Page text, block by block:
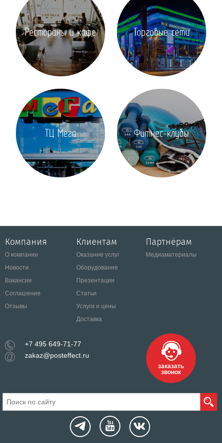
Рестораны и кафе Торговые сети
ТЦ Мега Фитнес-клубы
Компания
О компании
Новости
Вакансии
Соглашение
Отзывы
Клиентам
Оказание услуг
Оборудование
Презентации
Статьи
Услуги и цены
Доставка
Партнёрам
Медиаматериалы
+7 495 649-71-77
zakaz@posteffect.ru
заказать
звонок